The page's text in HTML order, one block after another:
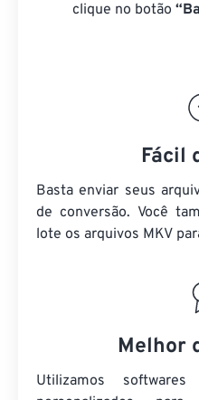
clique no botão
Fácil
Basta enviar seus
de conversão. Você
lote os arquivos MKV
Melhor
Utilizamos